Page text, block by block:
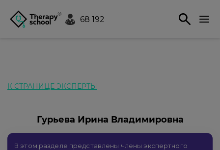
68 192
К СТРАНИЦЕ ЭКСПЕРТЫ
Гурьева Ирина Владимировна
В этом разделе представлены члены экспертного